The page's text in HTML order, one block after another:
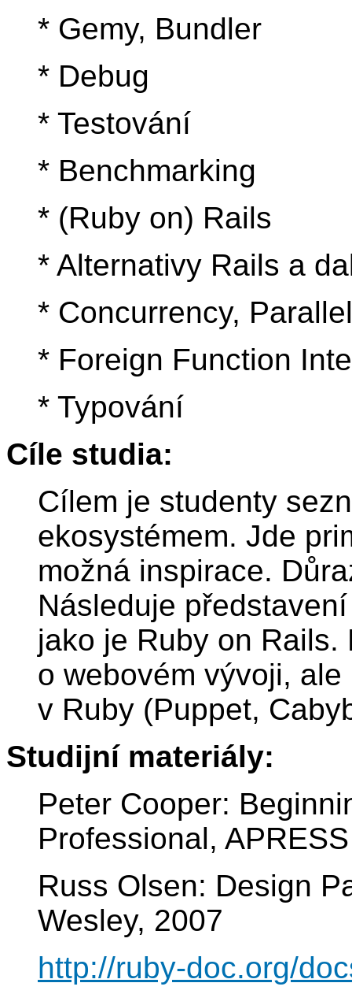
* Gemy, Bundler
* Debug
* Testování
* Benchmarking
* (Ruby on) Rails
* Alternativy Rails a
* Concurrency,
* Foreign Function
* Typování
Cíle studia:
Cílem je studenty
ekosystémem. Jde
možná inspirace.
Následuje
jako je Ruby on
o webovém vývoji,
v Ruby (Puppet,
Studijní materiály:
Peter Cooper:
Professional, APRESS
Russ Olsen: Design
Wesley, 2007
http://ruby-doc.org/